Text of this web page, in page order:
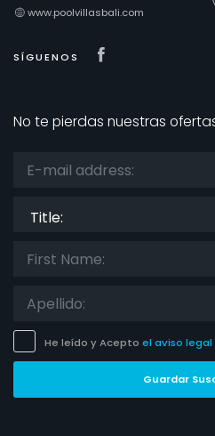
www.poolvillasbali.com
SÍGUENOS
No te pierdas nuestras
He leído y Acepto el aviso legal
Guardar